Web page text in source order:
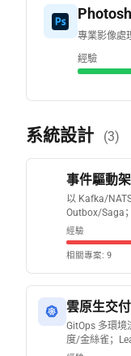
專業影像處
經驗
系統設計 (3)
事件驅動
以 Kafka/
Outbox/Saga
經驗
相關專案: 9
雲原生交付
GitOps 多環
度/金絲雀；